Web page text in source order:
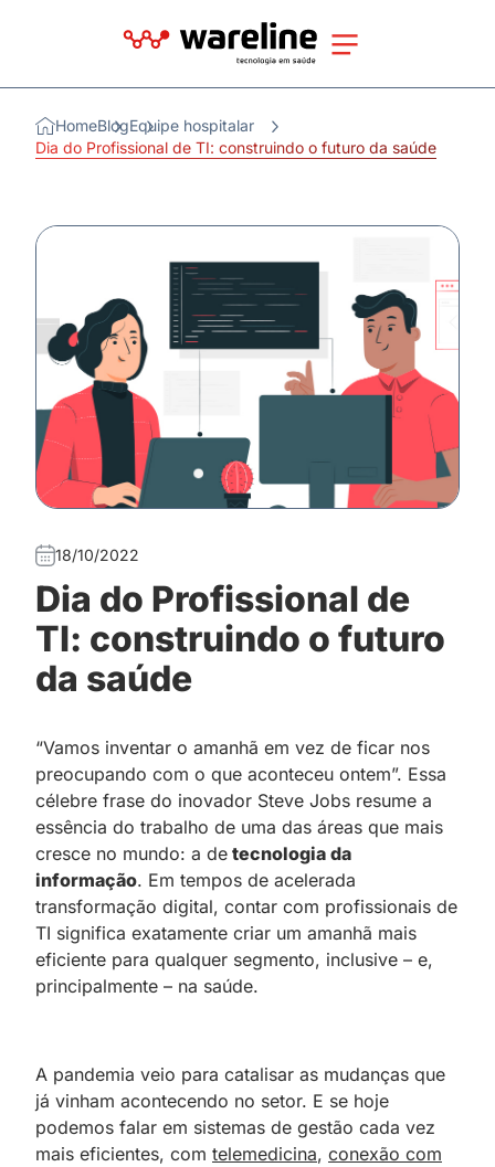
HomeBlogEquipe hospitalar
Dia do Profissional de TI: construindo o futuro da saúde
18/10/2022
Dia do Profissional de
TI: construindo o futuro
da saúde
“Vamos inventar o amanhã em vez de ficar nos
preocupando com o que aconteceu ontem”. Essa
célebre frase do inovador Steve Jobs resume a
essência do trabalho de uma das áreas que mais
cresce no mundo: a de tecnologia da
informação. Em tempos de acelerada
transformação digital, contar com profissionais de
TI significa exatamente criar um amanhã mais
eficiente para qualquer segmento, inclusive – e,
principalmente – na saúde.
A pandemia veio para catalisar as mudanças que
já vinham acontecendo no setor. E se hoje
podemos falar em sistemas de gestão cada vez
mais eficientes, com telemedicina, conexão com